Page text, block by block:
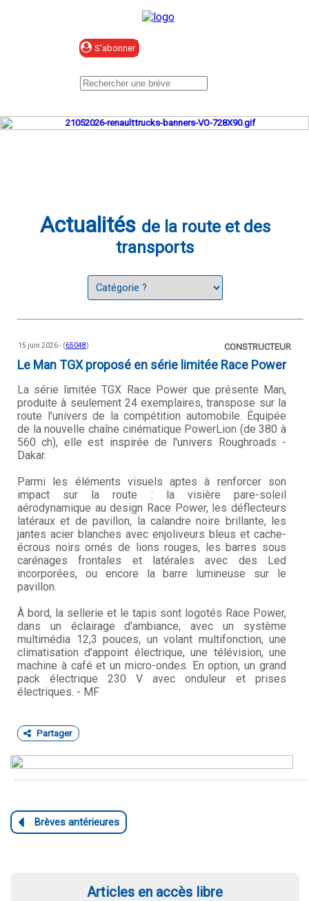
Actualités de la route et des
transports
15 juin 2026 - (65048) CONSTRUCTEUR
Le Man TGX proposé en série limitée Race Power
La série limitée TGX Race Power que présente Man,
produite à seulement 24 exemplaires, transpose sur la
route l'univers de la compétition automobile. Équipée
de la nouvelle chaîne cinématique PowerLion (de 380 à
560 ch), elle est inspirée de l'univers Roughroads -
Dakar.
Parmi les éléments visuels aptes à renforcer son
impact sur la route : la visière pare-soleil
aérodynamique au design Race Power, les déflecteurs
latéraux et de pavillon, la calandre noire brillante, les
jantes acier blanches avec enjoliveurs bleus et cache-
écrous noirs ornés de lions rouges, les barres sous
carénages frontales et latérales avec des Led
incorporées, ou encore la barre lumineuse sur le
pavillon.
À bord, la sellerie et le tapis sont logotés Race Power,
dans un éclairage d'ambiance, avec un système
multimédia 12,3 pouces, un volant multifonction, une
climatisation d'appoint électrique, une télévision, une
machine à café et un micro-ondes. En option, un grand
pack électrique 230 V avec onduleur et prises
électriques. - MF
Partager
Articles en accès libre